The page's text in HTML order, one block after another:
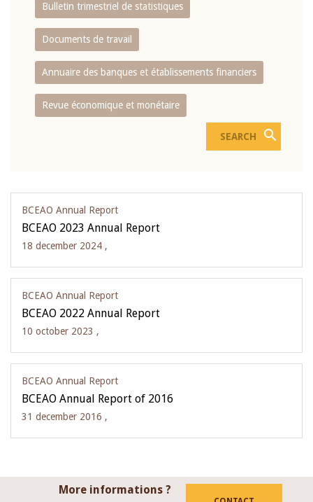
Bulletin trimestriel de statistiques
Documents de travail
Annuaire des banques et établissements financiers
Revue économique et monétaire
BCEAO Annual Report
BCEAO 2023 Annual Report
18 december 2024 ,
BCEAO Annual Report
BCEAO 2022 Annual Report
10 october 2023 ,
BCEAO Annual Report
BCEAO Annual Report of 2016
31 december 2016 ,
More informations ?